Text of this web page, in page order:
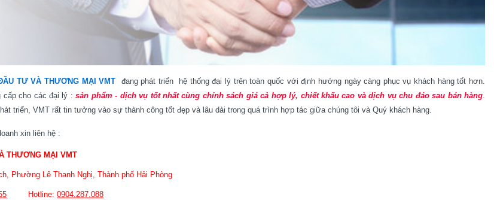
TƯ VÀ THƯƠNG MẠI VMT đang phát triển hệ thống đại lý trên toàn quốc với định hướng ngày càng phục vụ khách hàng tốt hơn.
cấp cho các đại lý :sản phẩm - dịch vụ tốt nhất cùng chính sách giá cả hợp lý, chiết khấu cao và dịch vụ chu đáo sau bán hàng.
triển, VMT rất tin tưởng vào sự thành công tốt đẹp và lâu dài trong quá trình hợp tác giữa chúng tôi và Quý khách hàng.
xin liên hệ :
THƯƠNG MẠI VMT
Phường Lê Thanh Nghị, Thành phố Hải Phòng
Hotline: 0904.287.088